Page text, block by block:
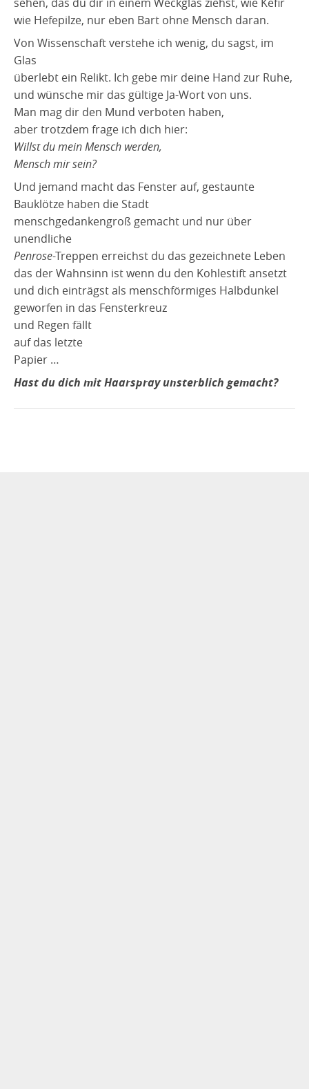
wie Hefepilze, nur eben Bart ohne Mensch daran.
Von Wissenschaft verstehe ich wenig, du sagst, im
Glas
überlebt ein Relikt. Ich gebe mir deine Hand zur Ruhe,
und wünsche mir das gültige Ja-Wort von uns.
Man mag dir den Mund verboten haben,
aber trotzdem frage ich dich hier:
Willst du mein Mensch werden,
Mensch mir sein?
Und jemand macht das Fenster auf, gestaunte
Bauklötze haben die Stadt
menschgedankengroß gemacht und nur über
unendliche
Penrose-Treppen erreichst du das gezeichnete Leben
das der Wahnsinn ist wenn du den Kohlestift ansetzt
und dich einträgst als menschförmiges Halbdunkel
geworfen in das Fensterkreuz
und Regen fällt
auf das letzte
Papier …
Hast du dich mit Haarspray unsterblich gemacht?